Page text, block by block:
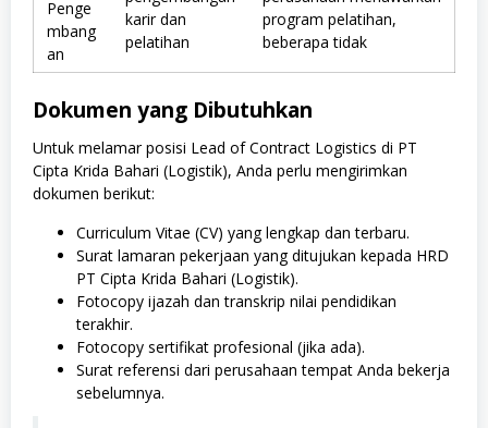
Penge
mbang
an
karir dan
pelatihan
program pelatihan,
beberapa tidak
Dokumen yang Dibutuhkan
Untuk melamar posisi Lead of Contract Logistics di PT
Cipta Krida Bahari (Logistik), Anda perlu mengirimkan
dokumen berikut:
Curriculum Vitae (CV) yang lengkap dan terbaru.
Surat lamaran pekerjaan yang ditujukan kepada HRD
PT Cipta Krida Bahari (Logistik).
Fotocopy ijazah dan transkrip nilai pendidikan
terakhir.
Fotocopy sertifikat profesional (jika ada).
Surat referensi dari perusahaan tempat Anda bekerja
sebelumnya.